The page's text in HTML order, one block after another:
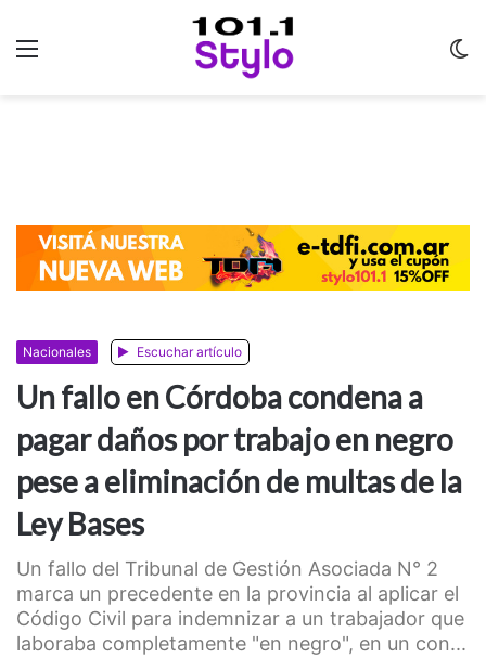
Nacionales Escuchar artículo
Un fallo en Córdoba condena a
pagar daños por trabajo en negro
pese a eliminación de multas de la
Ley Bases
Un fallo del Tribunal de Gestión Asociada N° 2
marca un precedente en la provincia al aplicar el
Código Civil para indemnizar a un trabajador que
laboraba completamente "en negro", en un con...